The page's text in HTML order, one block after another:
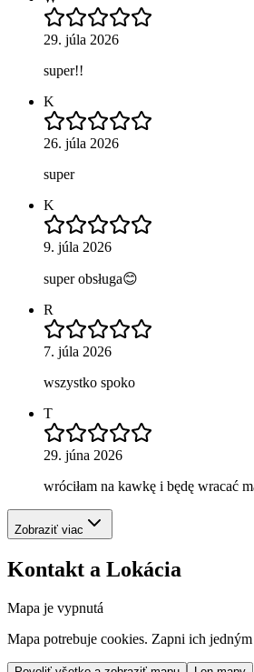
29. júla 2026
super!!
K
26. júla 2026
super
K
9. júla 2026
super obsługa😊
R
7. júla 2026
wszystko spoko
T
29. júna 2026
wróciłam na kawkę i będę wracać
Zobraziť viac
Kontakt a Lokácia
Mapa je vypnutá
Mapa potrebuje cookies. Zapni ich